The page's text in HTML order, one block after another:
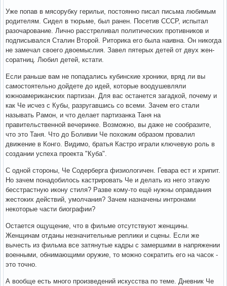
Уже попав в мясорубку герильи, постоянно писал письма любимым
родителям. Сидел в тюрьме, был ранен. Посетив СССР, испытал
разочарование. Лично расстреливал политических противников и
подписывался Сталин Второй. Риторика его была наивна. Он никогда
не замечал своего двоемыслия. Завел пятерых детей от двух жен-
соратниц. Любил детей, кстати.
Если раньше вам не попадались кубинские хроники, вряд ли вы
самостоятельно дойдете до идей, которые воодушевляли
южноамериканских партизан. Для вас останется загадкой, почему и
как Че исчез с Кубы, разругавшись со всеми. Зачем его стали
называть Рамон, и что делает партизанка Таня на
правительственной вечеринке. Возможно, вы даже не сообразите,
что это Таня. Что до Боливии Че похожим образом провалил
движение в Конго. Видимо, братья Кастро играли ключевую роль в
создании успеха проекта "Куба".
С одной стороны, Че Содерберга физиологичен. Гевара ест и хрипит.
Но зачем понадобилось кастрировать Че и делать из него этакую
бесстрастную икону стиля? Разве кому-то ещё нужны оправдания
жестоких действий, умолчания? Зачем назначены интронами
некоторые части биографии?
Остается ощущение, что в фильме отсутствуют женщины.
Женщинам отданы незначительные реплики и сцены. Если же
вычесть из фильма все затянутые кадры с замершими в напряжении
военными, обнимающими оружие, то можно сократить его на часок -
это точно.
А вообще есть много произведений искусства по теме. Дневник Че